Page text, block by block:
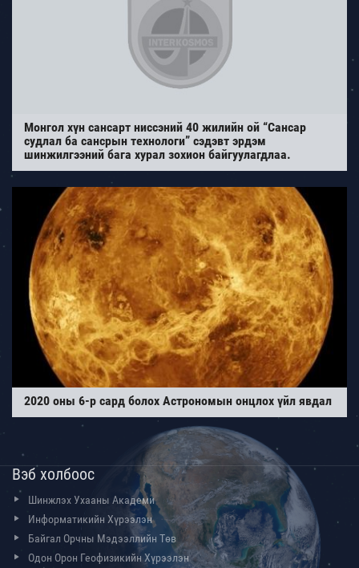
Монгол хүн сансарт ниссэний 40 жилийн ой “Cансар
судлал ба сансрын технологи” сэдэвт эрдэм
шинжилгээний бага хурал зохион байгуулагдлаа.
2020 оны 6-р сард болох Астрономын онцлох үйл явдал
Вэб холбоос
Шинжлэх Ухааны Академи
Информатикийн Хүрээлэн
Байгал Орчны Мэдээллийн Төв
Одон Орон Геофизикийн Хүрээлэн